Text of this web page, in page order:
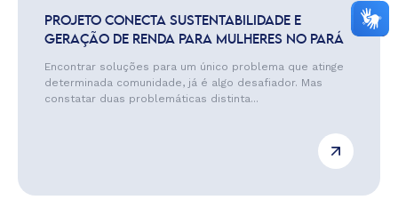
PROJETO CONECTA SUSTENTABILIDADE E
GERAÇÃO DE RENDA PARA MULHERES NO PARÁ
Encontrar soluções para um único problema que atinge
determinada comunidade, já é algo desafiador. Mas
constatar duas problemáticas distinta...